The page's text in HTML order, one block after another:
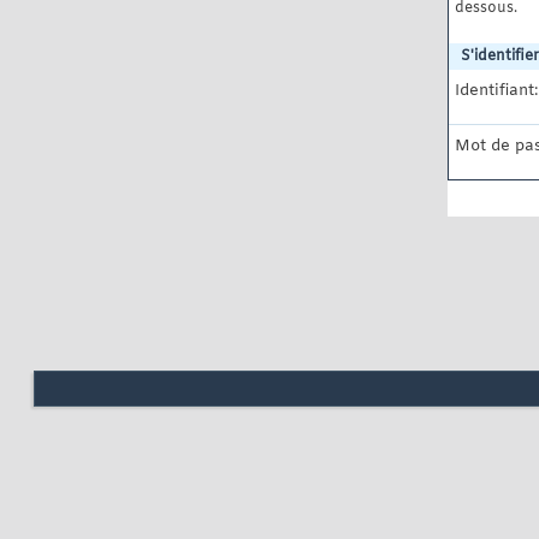
dessous.
S'identifier
Identifiant:
Mot de